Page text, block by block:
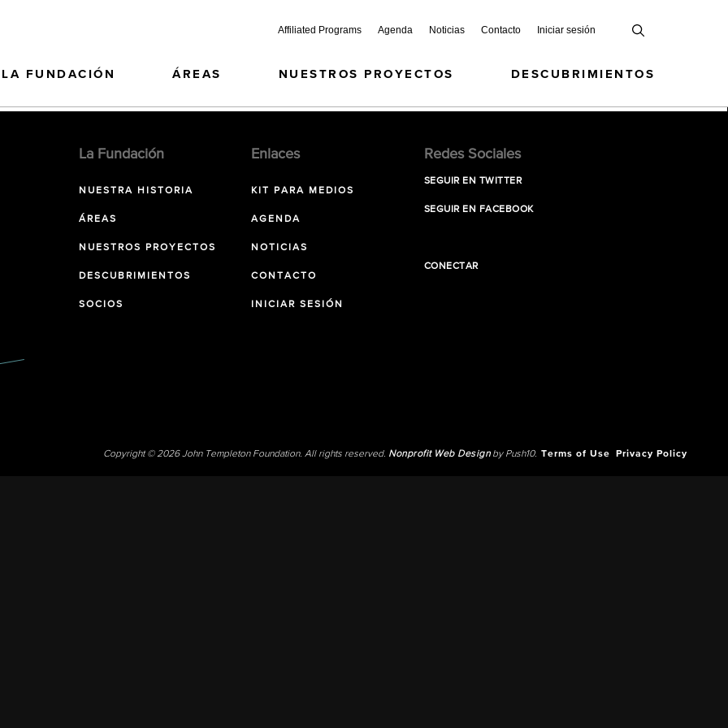
Affiliated Programs Agenda Noticias Contacto Iniciar sesión
LA FUNDACIÓN ÁREAS NUESTROS PROYECTOS DESCUBRIMIENTOS
La Fundación
NUESTRA HISTORIA
ÁREAS
NUESTROS PROYECTOS
DESCUBRIMIENTOS
SOCIOS
Enlaces
KIT PARA MEDIOS
AGENDA
NOTICIAS
CONTACTO
INICIAR SESIÓN
Redes Sociales
SEGUIR EN TWITTER
SEGUIR EN FACEBOOK
CONECTAR
Copyright © 2026 John Templeton Foundation. All rights reserved. Nonprofit Web Designby Push10. Terms of Use Privacy Policy